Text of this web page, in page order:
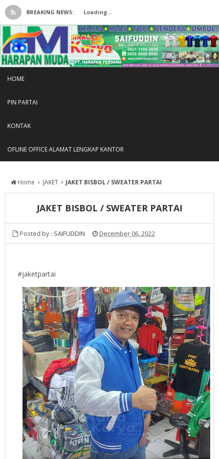
BREAKING NEWS: Loading...
HOME
PIN PARTAI
KONTAK
OFLINE OFFICE ALAMAT LENGKAP KANTOR
Home › JAKET › JAKET BISBOL / SWEATER PARTAI
JAKET BISBOL / SWEATER PARTAI
Posted by : SAIFUDDIN December 06, 2022
#jaketpartai